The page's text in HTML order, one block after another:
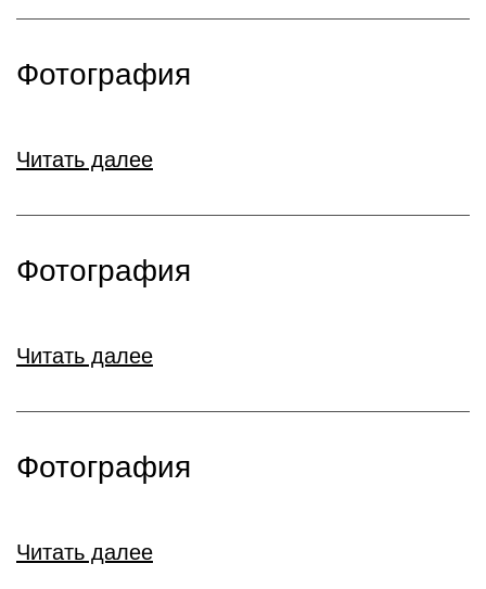
Фотография
Читать далее
Фотография
Читать далее
Фотография
Читать далее